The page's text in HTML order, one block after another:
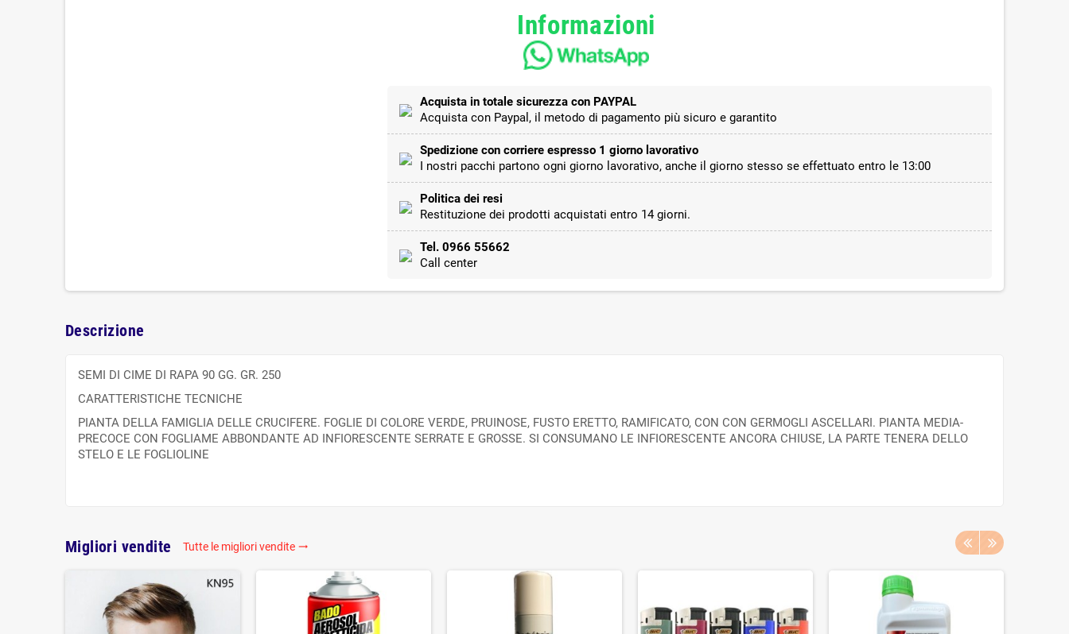
Informazioni
Acquista in totale sicurezza con PAYPAL
Acquista con Paypal, il metodo di pagamento più sicuro e garantito
Spedizione con corriere espresso 1 giorno lavorativo
I nostri pacchi partono ogni giorno lavorativo, anche il giorno stesso se effettuato entro le 13:00
Politica dei resi
Restituzione dei prodotti acquistati entro 14 giorni.
Tel. 0966 55662
Call center
Descrizione
SEMI DI CIME DI RAPA 90 GG. GR. 250
CARATTERISTICHE TECNICHE
PIANTA DELLA FAMIGLIA DELLE CRUCIFERE. FOGLIE DI COLORE VERDE, PRUINOSE, FUSTO ERETTO, RAMIFICATO, CON CON GERMOGLI ASCELLARI. PIANTA MEDIA-
PRECOCE CON FOGLIAME ABBONDANTE AD INFIORESCENTE SERRATE E GROSSE. SI CONSUMANO LE INFIORESCENTE ANCORA CHIUSE, LA PARTE TENERA DELLO
STELO E LE FOGLIOLINE
Migliori vendite Tutte le migliori vendite 